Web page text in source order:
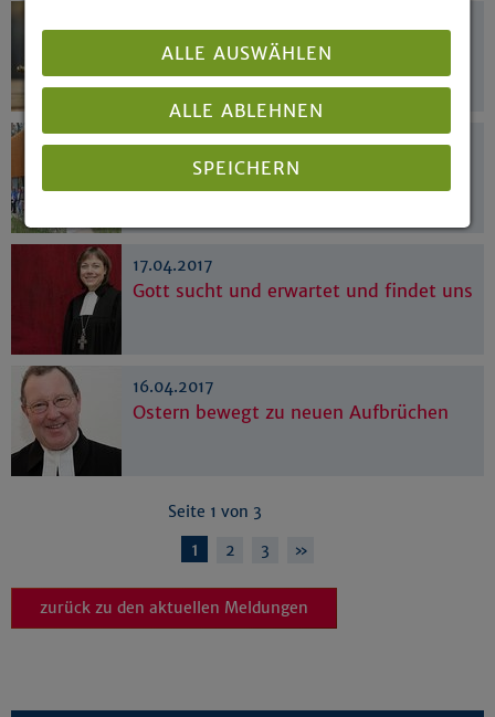
»Junges-Blech« trifft Posaunenchor
24.04.2017
Spiritueller Auftakt und interreligiöse
Begegnung
17.04.2017
Gott sucht und erwartet und findet uns
16.04.2017
Ostern bewegt zu neuen Aufbrüchen
Seite 1 von 3
1 2 3 »
zurück zu den aktuellen Meldungen
ALLE AUSWÄHLEN
ALLE ABLEHNEN
SPEICHERN
Impressum| Datenschutz